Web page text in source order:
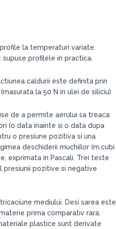
la temperaturi variate.
profilele in practica.
caldurii este definita prin
la 50 N in ulei de siliciu).
de a permite aerului sa treaca
(o data inainte si o data dupa
o presiune pozitiva si una
deschiderii muchiilor (m.cubi
exprimata in Pascali. Trei teste
pozitive si negative
mediului. Desi sarea este
prima comparativ rara.
plastice sunt derivate